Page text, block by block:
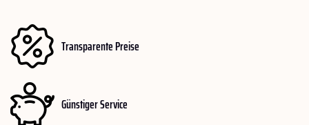
Transparente Preise
Günstiger Service